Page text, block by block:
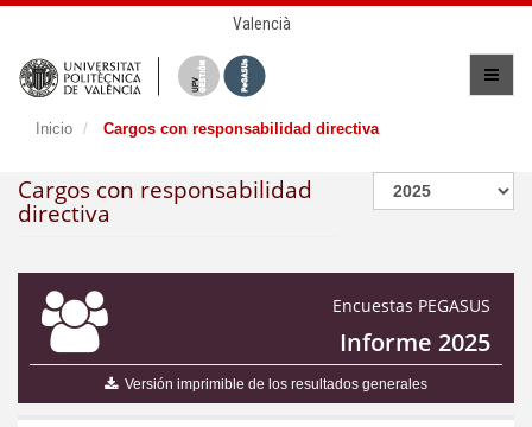
Valencià
Inicio Cargos con responsabilidad directiva
Cargos con responsabilidad
directiva
Encuestas PEGASUS
Informe 2025
Versión imprimible de los resultados generales